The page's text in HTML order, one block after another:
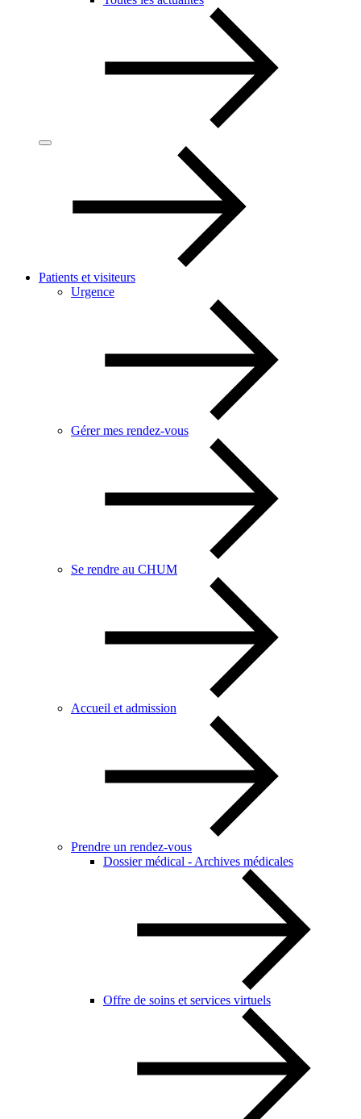
Patients et visiteurs
Urgence
Gérer mes rendez-vous
Se rendre au CHUM
Accueil et admission
Prendre un rendez-vous
Dossier médical - Archives médicales
Offre de soins et services virtuels